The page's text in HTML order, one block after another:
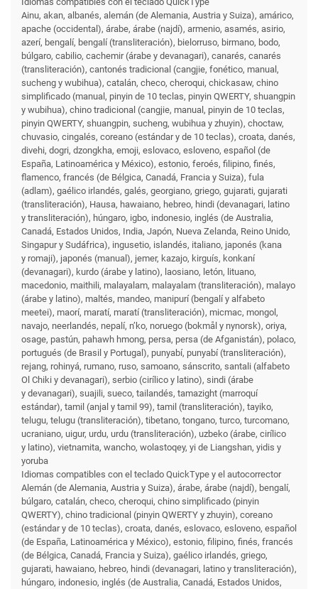
Ainu, akan, albanés, alemán (de Alemania, Austria y Suiza), amárico,
apache (occidental), árabe, árabe (najdí), armenio, asamés, asirio,
azerí, bengalí, bengalí (transliteración), bielorruso, birmano, bodo,
búlgaro, cabilio, cachemir (árabe y devanagari), canarés, canarés
(transliteración), cantonés tradicional (cangjie, fonético, manual,
sucheng y wubihua), catalán, checo, cheroqui, chickasaw, chino
simplificado (manual, pinyin de 10 teclas, pinyin QWERTY, shuangpin
y wubihua), chino tradicional (cangjie, manual, pinyin de 10 teclas,
pinyin QWERTY, shuangpin, sucheng, wubihua y zhuyin), choctaw,
chuvasio, cingalés, coreano (estándar y de 10 teclas), croata, danés,
divehi, dogri, dzongkha, emoji, eslovaco, esloveno, español (de
España, Latinoamérica y México), estonio, feroés, filipino, finés,
flamenco, francés (de Bélgica, Canadá, Francia y Suiza), fula
(adlam), gaélico irlandés, galés, georgiano, griego, gujarati, gujarati
(transliteración), Hausa, hawaiano, hebreo, hindi (devanagari, latino
y transliteración), húngaro, igbo, indonesio, inglés (de Australia,
Canadá, Estados Unidos, India, Japón, Nueva Zelanda, Reino Unido,
Singapur y Sudáfrica), ingusetio, islandés, italiano, japonés (kana
y romaji), japonés (manual), jemer, kazajo, kirguís, konkaní
(devanagari), kurdo (árabe y latino), laosiano, letón, lituano,
macedonio, maithili, malayalam, malayalam (transliteración), malayo
(árabe y latino), maltés, mandeo, manipurí (bengalí y alfabeto
meetei), maorí, maratí, maratí (transliteración), micmac, mongol,
navajo, neerlandés, nepalí, n’ko, noruego (bokmål y nynorsk), oriya,
osage, pastún, pahawh hmong, persa, persa (de Afganistán), polaco,
portugués (de Brasil y Portugal), punyabí, punyabí (transliteración),
rejang, rohinyá, rumano, ruso, samoano, sánscrito, santali (alfabeto
Ol Chiki y devanagari), serbio (cirílico y latino), sindi (árabe
y devanagari), suajili, sueco, tailandés, tamazight (marroquí
estándar), tamil (anjal y tamil 99), tamil (transliteración), tayiko,
telugu, telugu (transliteración), tibetano, tongano, turco, turcomano,
ucraniano, uigur, urdu, urdu (transliteración), uzbeko (árabe, cirílico
y latino), vietnamita, wancho, wolastoqey, yi de Liangshan, yidis y
yoruba
Idiomas compatibles con el teclado QuickType y el autocorrector
Alemán (de Alemania, Austria y Suiza), árabe, árabe (najdí), bengalí,
búlgaro, catalán, checo, cheroqui, chino simplificado (pinyin
QWERTY), chino tradicional (pinyin QWERTY y zhuyin), coreano
(estándar y de 10 teclas), croata, danés, eslovaco, esloveno, español
(de España, Latinoamérica y México), estonio, filipino, finés, francés
(de Bélgica, Canadá, Francia y Suiza), gaélico irlandés, griego,
gujarati, hawaiano, hebreo, hindi (devanagari, latino y transliteración),
húngaro, indonesio, inglés (de Australia, Canadá, Estados Unidos,